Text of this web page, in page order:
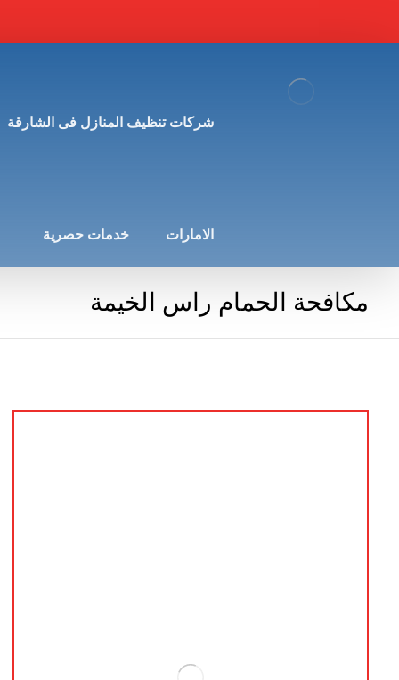
شركات تنظيف المنازل فى الشارقة
الامارات خدمات حصرية
مكافحة الحمام راس الخيمة